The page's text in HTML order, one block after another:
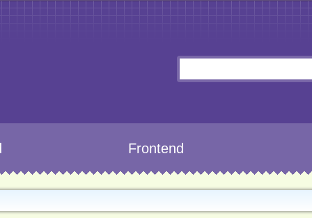
Frontend